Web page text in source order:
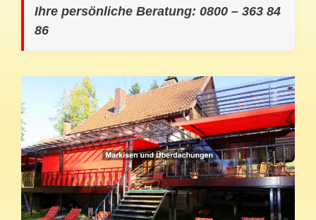
Ihre persönliche Beratung: 0800 – 363 84
86